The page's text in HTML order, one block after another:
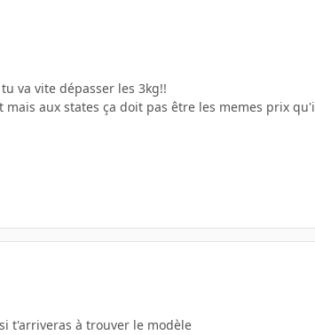
va vite dépasser les 3kg!!
aux states ça doit pas être les memes prix
t'arriveras à trouver le modèle